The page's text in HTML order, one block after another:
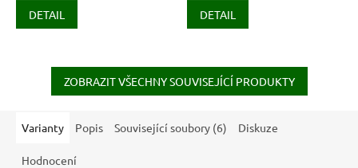
DETAIL DETAIL
ZOBRAZIT VŠECHNY SOUVISEJÍCÍ PRODUKTY
Varianty Popis Související soubory (6) Diskuze
Hodnocení